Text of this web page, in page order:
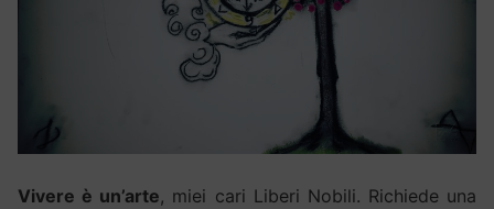
Vivere è un’arte, miei cari Liberi Nobili. Richiede una